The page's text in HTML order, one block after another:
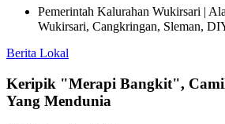
Pemerintah Kalurahan Wukirsari |
Wukirsari, Cangkringan, Sleman,
Berita Lokal
Keripik "Merapi Bangkit",
Yang Mendunia